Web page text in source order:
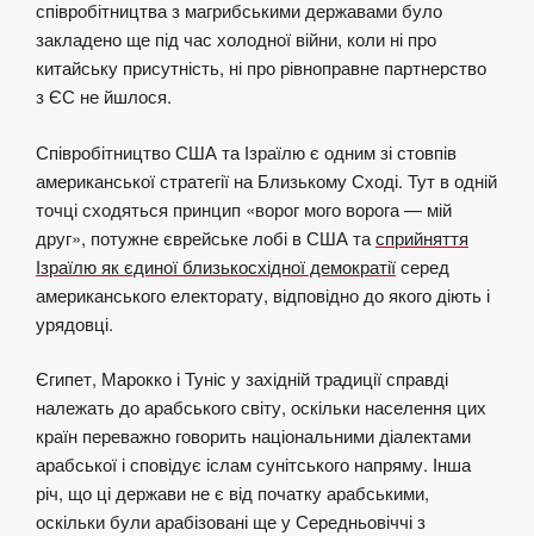
співробітництва з магрибськими державами було
закладено ще під час холодної війни, коли ні про
китайську присутність, ні про рівноправне партнерство
з ЄС не йшлося.
Співробітництво США та Ізраїлю є одним зі стовпів
американської стратегії на Близькому Сході. Тут в одній
точці сходяться принцип «ворог мого ворога — мій
друг», потужне єврейське лобі в США тасприйняття
Ізраїлю як єдиної близькосхідної демократіїсеред
американського електорату, відповідно до якого діють і
урядовці.
Єгипет, Марокко і Туніс у західній традиції справді
належать до арабського світу, оскільки населення цих
країн переважно говорить національними діалектами
арабської і сповідує іслам сунітського напряму. Інша
річ, що ці держави не є від початку арабськими,
оскільки були арабізовані ще у Середньовіччі з